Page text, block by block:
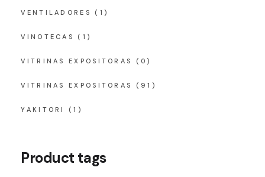
VENTILADORES (1)
VINOTECAS (1)
VITRINAS EXPOSITORAS (0)
VITRINAS EXPOSITORAS (91)
YAKITORI (1)
Product tags